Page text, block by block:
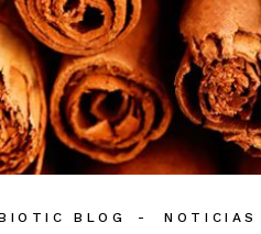
BLOG NOTICIAS